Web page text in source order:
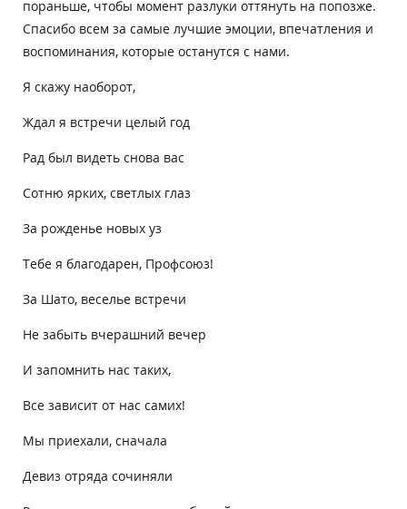
пораньше, чтобы момент разлуки оттянуть на попозже.
Спасибо всем за самые лучшие эмоции, впечатления и
воспоминания, которые останутся с нами.
Я скажу наоборот,
Ждал я встречи целый год
Рад был видеть снова вас
Сотню ярких, светлых глаз
За рожденье новых уз
Тебе я благодарен, Профсоюз!
За Шато, веселье встречи
Не забыть вчерашний вечер
И запомнить нас таких,
Все зависит от нас самих!
Мы приехали, сначала
Девиз отряда сочиняли